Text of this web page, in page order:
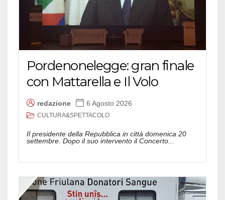
Pordenonelegge: gran finale
con Mattarella e Il Volo
redazione 6 Agosto 2026
CULTURA&SPETTACOLO
Il presidente della Repubblica in città domenica 20
settembre. Dopo il suo intervento il Concerto...